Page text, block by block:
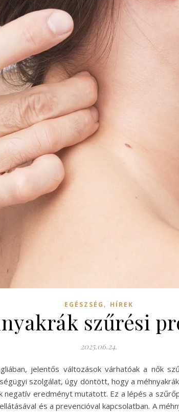
EGÉSZSÉG , HÍREK
szűrési
2025.06.24.
jelentős változások várhatóak a nők
szolgálat, úgy döntött, hogy a
eredményt mutatott. Ez a lépés a
és a prevencióval kapcsolatban. A